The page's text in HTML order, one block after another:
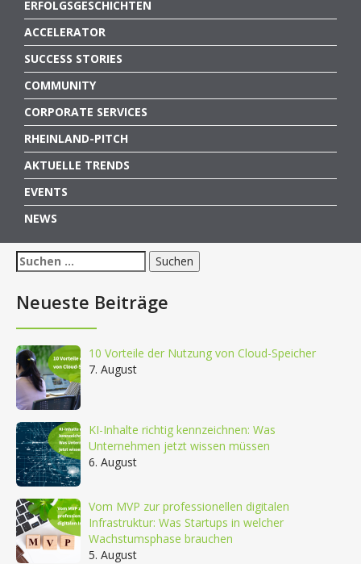
ERFOLGSGESCHICHTEN
ACCELERATOR
SUCCESS STORIES
COMMUNITY
CORPORATE SERVICES
RHEINLAND-PITCH
AKTUELLE TRENDS
EVENTS
NEWS
Suchen
nach:
Neueste Beiträge
10 Vorteile der Nutzung von Cloud-Speicher
7. August
KI-Inhalte richtig kennzeichnen: Was
Unternehmen jetzt wissen müssen
6. August
Vom MVP zur professionellen digitalen
Infrastruktur: Was Startups in welcher
Wachstumsphase brauchen
5. August